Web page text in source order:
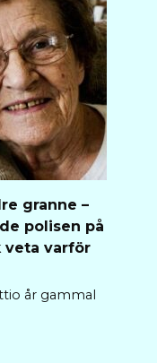
granne –
polisen på
veta varför
år gammal